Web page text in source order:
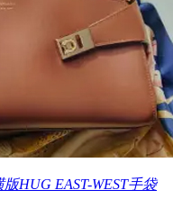
HUG EAST-WEST手袋